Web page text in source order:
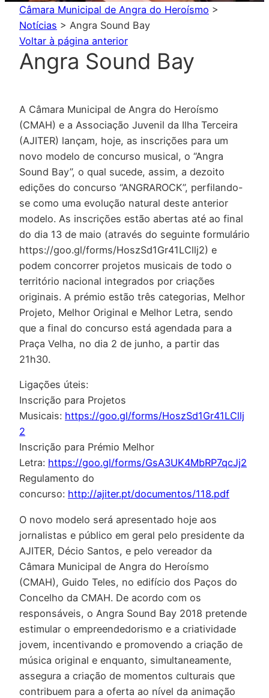
Câmara Municipal de Angra do Heroísmo >
Notícias > Angra Sound Bay
Voltar à página anterior
Angra Sound Bay
A Câmara Municipal de Angra do Heroísmo
(CMAH) e a Associação Juvenil da Ilha Terceira
(AJITER) lançam, hoje, as inscrições para um
novo modelo de concurso musical, o “Angra
Sound Bay”, o qual sucede, assim, a dezoito
edições do concurso “ANGRAROCK”, perfilando-
se como uma evolução natural deste anterior
modelo. As inscrições estão abertas até ao final
do dia 13 de maio (através do seguinte formulário
https://goo.gl/forms/HoszSd1Gr41LCllj2) e
podem concorrer projetos musicais de todo o
território nacional integrados por criações
originais. A prémio estão três categorias, Melhor
Projeto, Melhor Original e Melhor Letra, sendo
que a final do concurso está agendada para a
Praça Velha, no dia 2 de junho, a partir das
21h30.
Ligações úteis:
Inscrição para Projetos
Musicais: https://goo.gl/forms/HoszSd1Gr41LCllj
2
Inscrição para Prémio Melhor
Letra: https://goo.gl/forms/GsA3UK4MbRP7qcJj2
Regulamento do
concurso: http://ajiter.pt/documentos/118.pdf
O novo modelo será apresentado hoje aos
jornalistas e público em geral pelo presidente da
AJITER, Décio Santos, e pelo vereador da
Câmara Municipal de Angra do Heroísmo
(CMAH), Guido Teles, no edifício dos Paços do
Concelho da CMAH. De acordo com os
responsáveis, o Angra Sound Bay 2018 pretende
estimular o empreendedorismo e a criatividade
jovem, incentivando e promovendo a criação de
música original e enquanto, simultaneamente,
assegura a criação de momentos culturais que
contribuem para a oferta ao nível da animação